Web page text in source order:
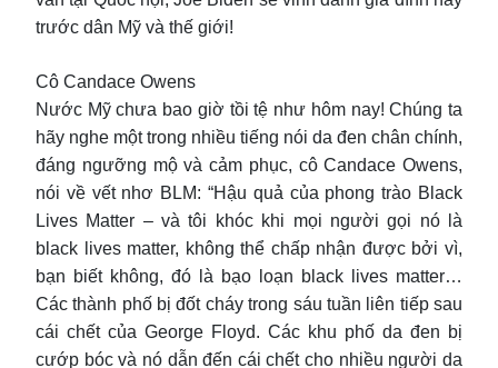
trước dân Mỹ và thế giới!
Cô Candace Owens
Nước Mỹ chưa bao giờ tồi tệ như hôm nay! Chúng ta
hãy nghe một trong nhiều tiếng nói da đen chân chính,
đáng ngưỡng mộ và cảm phục, cô Candace Owens,
nói về vết nhơ BLM: “Hậu quả của phong trào Black
Lives Matter – và tôi khóc khi mọi người gọi nó là
black lives matter, không thể chấp nhận được bởi vì,
bạn biết không, đó là bạo loạn black lives matter…
Các thành phố bị đốt cháy trong sáu tuần liên tiếp sau
cái chết của George Floyd. Các khu phố da đen bị
cướp bóc và nó dẫn đến cái chết cho nhiều người da